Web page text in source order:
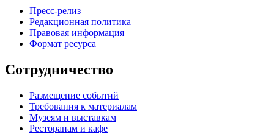
Пресс-релиз
Редакционная политика
Правовая информация
Формат ресурса
Сотрудничество
Размещение событий
Требования к материалам
Музеям и выставкам
Ресторанам и кафе